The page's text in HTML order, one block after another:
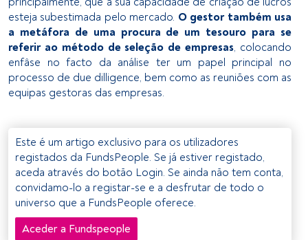
esteja subestimada pelo mercado. O gestor também usa
a metáfora de uma procura de um tesouro para se
referir ao método de seleção de empresas, colocando
enfâse no facto da análise ter um papel principal no
processo de due dilligence, bem como as reuniões com as
equipas gestoras das empresas.
Este é um artigo exclusivo para os utilizadores
registados da FundsPeople. Se já estiver registado,
aceda através do botão Login. Se ainda não tem conta,
convidamo-lo a registar-se e a desfrutar de todo o
universo que a FundsPeople oferece.
Aceder a Fundspeople